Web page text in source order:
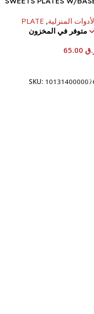
المنزلية,
PLATE
متوفر في المخزون
SKU: